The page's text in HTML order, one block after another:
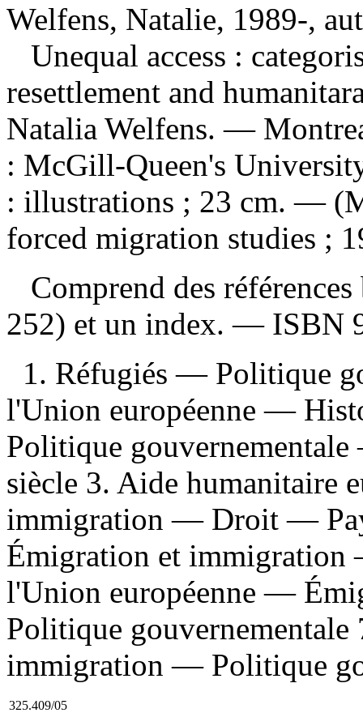
Welfens, Natalie, 1989-,
Unequal access :
resettlement and
Natalia Welfens. —
: McGill-Queen's
: illustrations ; 23 cm. —
forced migration studies ;
Comprend des
252) et un index. — ISBN
1. Réfugiés — Politique
l'Union européenne —
Politique
siècle 3. Aide humanitaire
immigration — Droit —
Émigration et
l'Union européenne —
Politique
immigration — Politique
325.409/05